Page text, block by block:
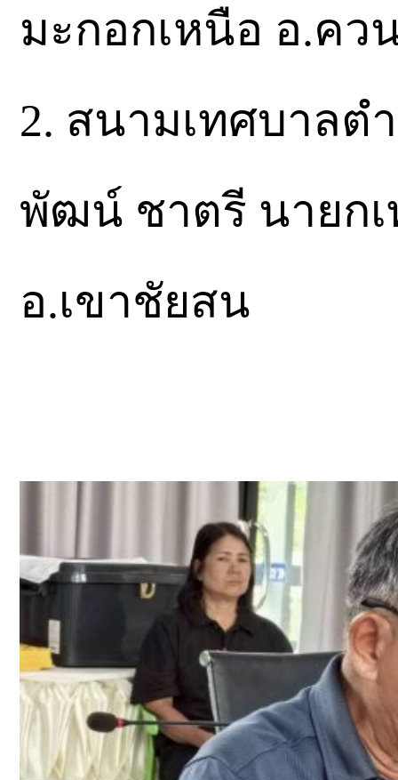
มะกอกเหนือ​ อ.ค
2.​ สนามเทศบาลต
พัฒน์​ ชาตรี​ นายก​
อ.เขาชัยสน